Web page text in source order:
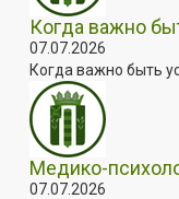
Когда важно
07.07.2026
Когда важно быть
Медико-
07.07.2026